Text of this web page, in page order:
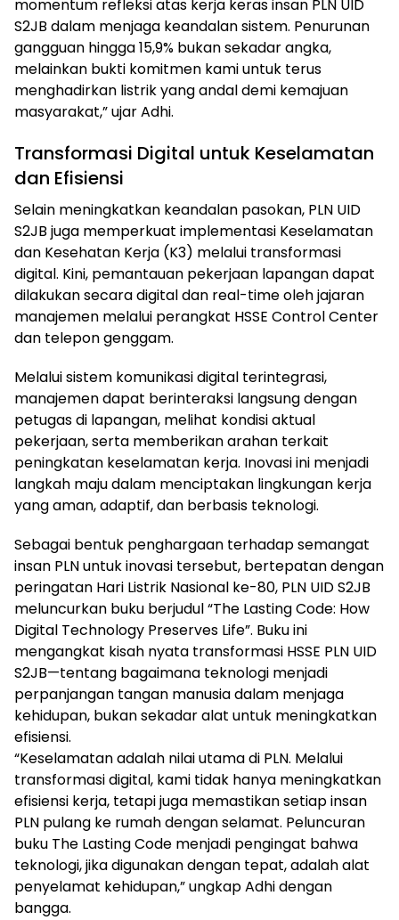
momentum refleksi atas kerja keras insan PLN UID
S2JB dalam menjaga keandalan sistem. Penurunan
gangguan hingga 15,9% bukan sekadar angka,
melainkan bukti komitmen kami untuk terus
menghadirkan listrik yang andal demi kemajuan
masyarakat,” ujar Adhi.
Transformasi Digital untuk Keselamatan
dan Efisiensi
Selain meningkatkan keandalan pasokan, PLN UID
S2JB juga memperkuat implementasi Keselamatan
dan Kesehatan Kerja (K3) melalui transformasi
digital. Kini, pemantauan pekerjaan lapangan dapat
dilakukan secara digital dan real-time oleh jajaran
manajemen melalui perangkat HSSE Control Center
dan telepon genggam.
Melalui sistem komunikasi digital terintegrasi,
manajemen dapat berinteraksi langsung dengan
petugas di lapangan, melihat kondisi aktual
pekerjaan, serta memberikan arahan terkait
peningkatan keselamatan kerja. Inovasi ini menjadi
langkah maju dalam menciptakan lingkungan kerja
yang aman, adaptif, dan berbasis teknologi.
Sebagai bentuk penghargaan terhadap semangat
insan PLN untuk inovasi tersebut, bertepatan dengan
peringatan Hari Listrik Nasional ke-80, PLN UID S2JB
meluncurkan buku berjudul “The Lasting Code: How
Digital Technology Preserves Life”. Buku ini
mengangkat kisah nyata transformasi HSSE PLN UID
S2JB—tentang bagaimana teknologi menjadi
perpanjangan tangan manusia dalam menjaga
kehidupan, bukan sekadar alat untuk meningkatkan
efisiensi.
“Keselamatan adalah nilai utama di PLN. Melalui
transformasi digital, kami tidak hanya meningkatkan
efisiensi kerja, tetapi juga memastikan setiap insan
PLN pulang ke rumah dengan selamat. Peluncuran
buku The Lasting Code menjadi pengingat bahwa
teknologi, jika digunakan dengan tepat, adalah alat
penyelamat kehidupan,” ungkap Adhi dengan
bangga.